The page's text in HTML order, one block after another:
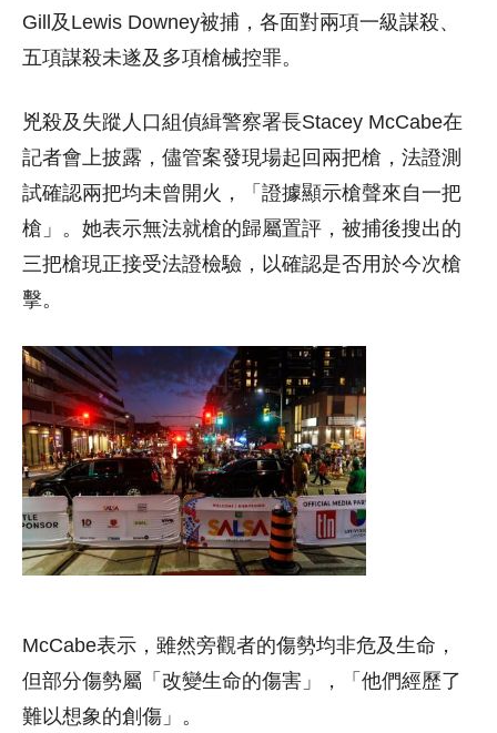
Gill及Lewis Downey被捕，各面對兩項一級謀殺、
五項謀殺未遂及多項槍械控罪。
兇殺及失蹤人口組偵緝警察署長Stacey McCabe在
記者會上披露，儘管案發現場起回兩把槍，法證測
試確認兩把均未曾開火，「證據顯示槍聲來自一把
槍」。她表示無法就槍的歸屬置評，被捕後搜出的
三把槍現正接受法證檢驗，以確認是否用於今次槍
擊。
McCabe表示，雖然旁觀者的傷勢均非危及生命，
但部分傷勢屬「改變生命的傷害」，「他們經歷了
難以想象的創傷」。